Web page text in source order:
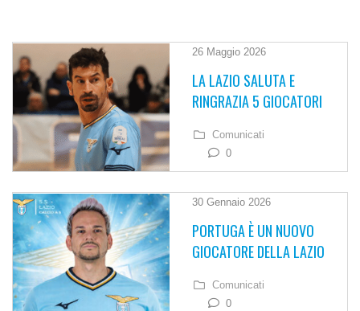
26 Maggio 2026
LA LAZIO SALUTA E
RINGRAZIA 5 GIOCATORI
Comunicati
0
30 Gennaio 2026
PORTUGA È UN NUOVO
GIOCATORE DELLA LAZIO
Comunicati
0